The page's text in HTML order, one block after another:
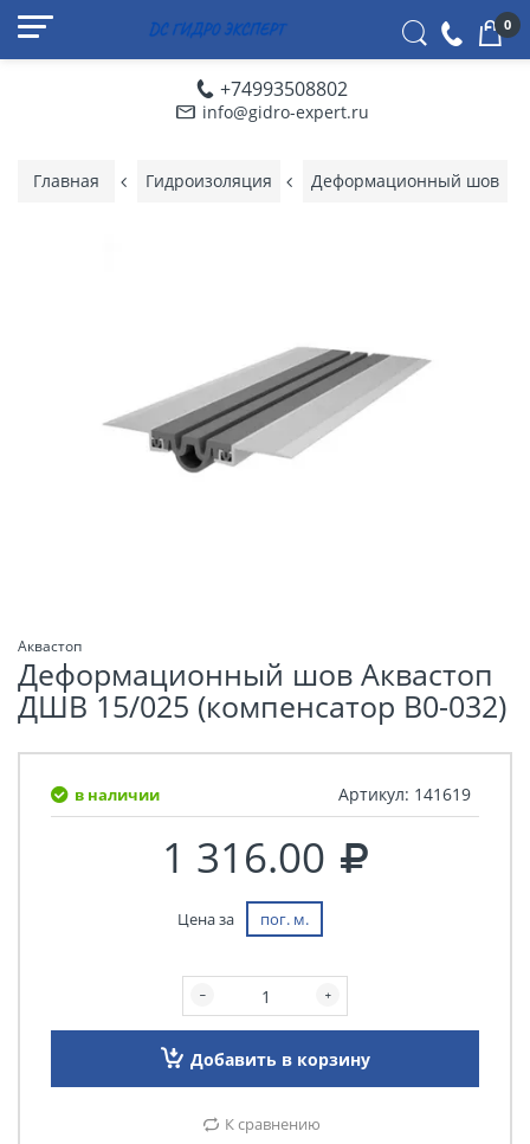
+74993508802
info@gidro-expert.ru
0
Главная Гидроизоляция Деформационный шов
Аквастоп
Деформационный шов Аквастоп
ДШВ 15/025 (компенсатор В0-032)
в наличии Артикул: 141619
1 316.00
Цена за пог. м.
Добавить в корзину
К сравнению